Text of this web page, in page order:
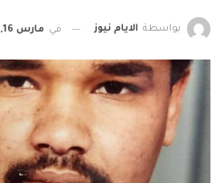
بواسطة الايام نيوز في مارس 16, 2023